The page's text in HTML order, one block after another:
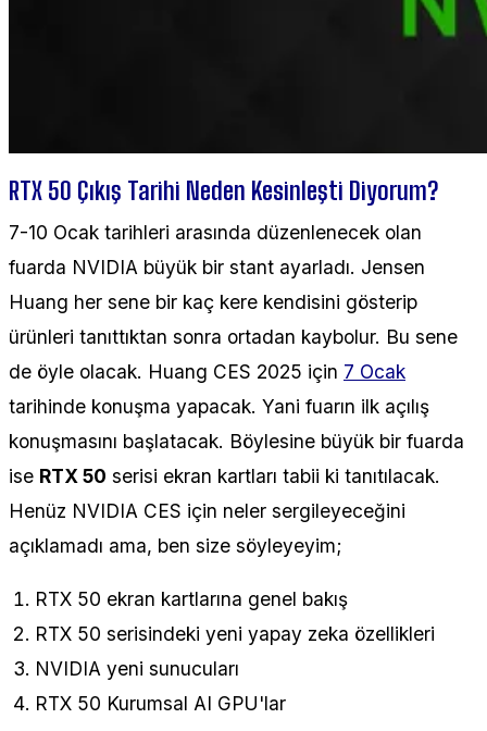
RTX 50 Çıkış Tarihi Neden Kesinleşti Diyorum?
7-10 Ocak tarihleri arasında düzenlenecek olan
fuarda NVIDIA büyük bir stant ayarladı. Jensen
Huang her sene bir kaç kere kendisini gösterip
ürünleri tanıttıktan sonra ortadan kaybolur. Bu sene
de öyle olacak. Huang CES 2025 için 7 Ocak
tarihinde konuşma yapacak. Yani fuarın ilk açılış
konuşmasını başlatacak. Böylesine büyük bir fuarda
ise RTX 50 serisi ekran kartları tabii ki tanıtılacak.
Henüz NVIDIA CES için neler sergileyeceğini
açıklamadı ama, ben size söyleyeyim;
RTX 50 ekran kartlarına genel bakış
RTX 50 serisindeki yeni yapay zeka özellikleri
NVIDIA yeni sunucuları
RTX 50 Kurumsal AI GPU'lar